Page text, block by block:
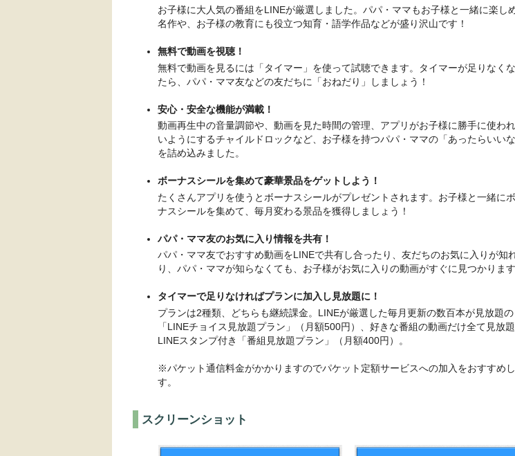
お子様に大人気の番組をLINEが厳選しました。パパ・ママもお子様と一緒に楽し
名作や、お子様の教育にも役立つ知育・語学作品などが盛り沢山です！
無料で動画を視聴！
無料で動画を見るには「タイマー」を使って試聴できます。タイマーが足りなく
たら、パパ・ママ友などの友だちに「おねだり」しましょう！
安心・安全な機能が満載！
動画再生中の音量調節や、動画を見た時間の管理、アプリがお子様に勝手に使わ
いようにするチャイルドロックなど、お子様を持つパパ・ママの「あったらいいな
を詰め込みました。
ボーナスシールを集めて豪華景品をゲットしよう！
たくさんアプリを使うとボーナスシールがプレゼントされます。お子様と一緒に
ナスシールを集めて、毎月変わる景品を獲得しましょう！
パパ・ママ友のお気に入り情報を共有！
パパ・ママ友でおすすめ動画をLINEで共有し合ったり、友だちのお気に入りが知
り、パパ・ママが知らなくても、お子様がお気に入りの動画がすぐに見つかります
タイマーで足りなければプランに加入し見放題に！
プランは2種類、どちらも継続課金。LINEが厳選した毎月更新の数百本が見放題の
「LINEチョイス見放題プラン」（月額500円）、好きな番組の動画だけ全て見放
LINEスタンプ付き「番組見放題プラン」（月額400円）。
※パケット通信料金がかかりますのでパケット定額サービスへの加入をおすすめ
す。
スクリーンショット